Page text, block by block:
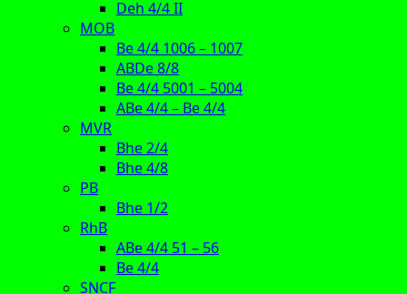
Deh 4/4 II
MOB
Be 4/4 1006 – 1007
ABDe 8/8
Be 4/4 5001 – 5004
ABe 4/4 – Be 4/4
MVR
Bhe 2/4
Bhe 4/8
PB
Bhe 1/2
RhB
ABe 4/4 51 – 56
Be 4/4
SNCF